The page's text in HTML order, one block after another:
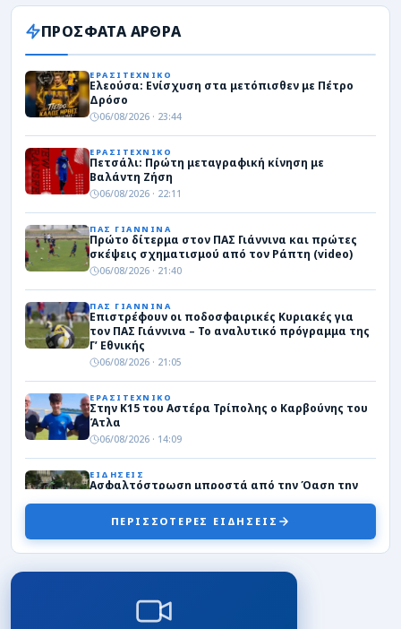
ΠΡΟΣΦΑΤΑ ΑΡΘΡΑ
ΕΡΑΣΙΤΕΧΝΙΚΟ
Ελεούσα: Ενίσχυση στα μετόπισθεν με Πέτρο
Δρόσο
06/08/2026 · 23:44
ΕΡΑΣΙΤΕΧΝΙΚΟ
Πετσάλι: Πρώτη μεταγραφική κίνηση με
Βαλάντη Ζήση
06/08/2026 · 22:11
ΠΑΣ ΓΙΑΝΝΙΝΑ
Πρώτο δίτερμα στον ΠΑΣ Γιάννινα και πρώτες
σκέψεις σχηματισμού από τον Ράπτη (video)
06/08/2026 · 21:40
ΠΑΣ ΓΙΑΝΝΙΝΑ
Επιστρέφουν οι ποδοσφαιρικές Κυριακές για
τον ΠΑΣ Γιάννινα – Το αναλυτικό πρόγραμμα της
Γ’ Εθνικής
06/08/2026 · 21:05
ΕΡΑΣΙΤΕΧΝΙΚΟ
Στην Κ15 του Αστέρα Τρίπολης ο Καρβούνης του
Άτλα
06/08/2026 · 14:09
ΕΙΔΗΣΕΙΣ
Ασφαλτόστρωση μπροστά από την Όαση την
06/08/2026 · 13:15
ΠΑΣ ΓΙΑΝΝΙΝΑ
ΕΡΑΣΙΤΕΧΝΙΚΟ
ΠΕΡΙΣΣΟΤΕΡΕΣ ΕΙΔΗΣΕΙΣ